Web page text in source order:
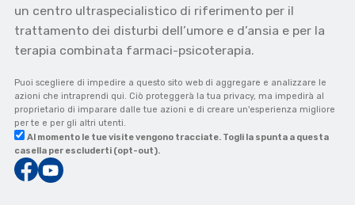
un centro ultraspecialistico di riferimento per il
trattamento dei disturbi dell’umore e d’ansia e per la
terapia combinata farmaci-psicoterapia.
Puoi scegliere di impedire a questo sito web di aggregare e analizzare le
azioni che intraprendi qui. Ciò proteggerà la tua privacy, ma impedirà al
proprietario di imparare dalle tue azioni e di creare un'esperienza migliore
per te e per gli altri utenti.
Al momento le tue visite vengono tracciate. Togli la spunta a questa
casella per escluderti (opt-out).